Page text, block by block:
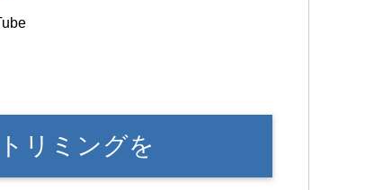
リミングを